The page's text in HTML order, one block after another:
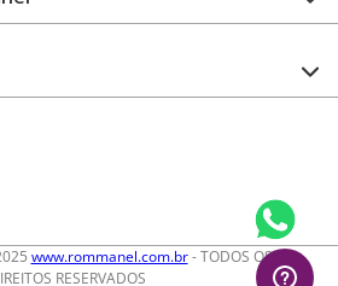
www.rommanel.com.br- TODOS OS
RESERVADOS